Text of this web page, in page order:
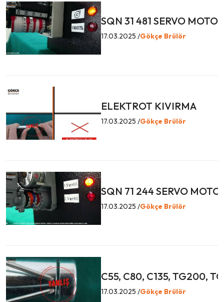
SQN 31 481 SERVO
17.03.2025 /Gökçe Brülör
ELEKTROT KIVIRMA
17.03.2025 /Gökçe Brülör
SQN 71 244 SERVO
17.03.2025 /Gökçe Brülör
C55, C80, C135, TG200,
17.03.2025 /Gökçe Brülör